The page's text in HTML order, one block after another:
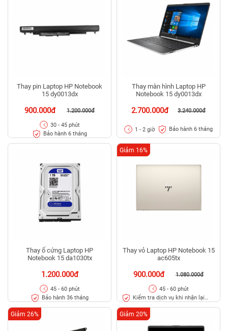
Thay pin Laptop HP Notebook
15 dy0013dx
900.000đ 1.200.000đ
30 - 45 phút
Bảo hành 6 tháng
Thay màn hình Laptop HP
Notebook 15 dy0013dx
2.700.000đ 3.240.000đ
1 - 2 giờ Bảo hành 6 tháng
Thay ổ cứng Laptop HP
Notebook 15 da1030tx
1.200.000đ
45 - 60 phút
Bảo hành 36 tháng
Thay vỏ Laptop HP Notebook 15
ac605tx
900.000đ 1.080.000đ
Giảm 16%
45 - 60 phút
Kiểm tra dịch vụ khi nhận lại
Giảm 26% Giảm 20%